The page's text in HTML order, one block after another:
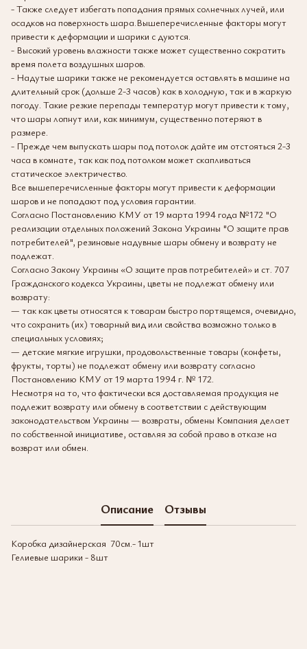
- Также следует избегать попадания прямых солнечных лучей, или
осадков на поверхность шара.Вышеперечисленные факторы могут
привести к деформации и шарики с дуются.
- Высокий уровень влажности также может существенно сократить
время полета воздушных шаров.
- Надутые шарики также не рекомендуется оставлять в машине на
длительный срок (дольше 2-3 часов) как в холодную, так и в жаркую
погоду. Такие резкие перепады температур могут привести к тому,
что шары лопнут или, как минимум, существенно потеряют в
размере.
- Прежде чем выпускать шары под потолок дайте им отстояться 2-3
часа в комнате, так как под потолком может скапливаться
статическое электричество.
Все вышеперечисленные факторы могут привести к деформации
шаров и не попадают под условия гарантии.
Согласно Постановлению КМУ от 19 марта 1994 года №172 "О
реализации отдельных положений Закона Украины "О защите прав
потребителей", резиновые надувные шары обмену и возврату не
подлежат.
Согласно Закону Украины «О защите прав потребителей» и ст. 707
Гражданского кодекса Украины, цветы не подлежат обмену или
возврату:
— так как цветы относятся к товарам быстро портящемся, очевидно,
что сохранить (их) товарный вид или свойства возможно только в
специальных условиях;
— детские мягкие игрушки, продовольственные товары (конфеты,
фрукты, торты) не подлежат обмену или возврату согласно
Постановлению КМУ от 19 марта 1994 г. № 172.
Несмотря на то, что фактически вся доставляемая продукция не
подлежит возврату или обмену в соответствии с действующим
законодательством Украины — возвраты, обмены Компания делает
по собственной инициативе, оставляя за собой право в отказе на
возврат или обмен.
Описание Отзывы
Коробка дизайнерская 70см.- 1шт
Гелиевые шарики - 8шт